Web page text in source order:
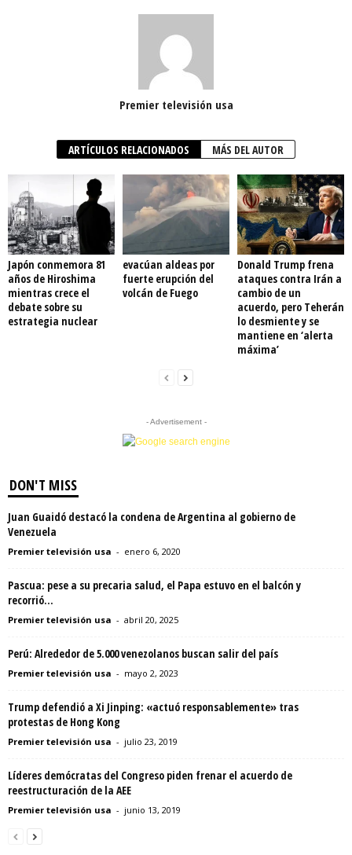
Premier televisión usa
ARTÍCULOS RELACIONADOS MÁS DEL AUTOR
Japón conmemora 81
años de Hiroshima
mientras crece el
debate sobre su
estrategia nuclear
evacúan aldeas por
fuerte erupción del
volcán de Fuego
Donald Trump frena
ataques contra Irán a
cambio de un
acuerdo, pero Teherán
lo desmiente y se
mantiene en ‘alerta
máxima’
- Advertisement -
DON'T MISS
Juan Guaidó destacó la condena de Argentina al gobierno de
Venezuela
Premier televisión usa - enero 6, 2020
Pascua: pese a su precaria salud, el Papa estuvo en el balcón y
recorrió...
Premier televisión usa - abril 20, 2025
Perú: Alrededor de 5.000 venezolanos buscan salir del país
Premier televisión usa - mayo 2, 2023
Trump defendió a Xi Jinping: «actuó responsablemente» tras
protestas de Hong Kong
Premier televisión usa - julio 23, 2019
Líderes demócratas del Congreso piden frenar el acuerdo de
reestructuración de la AEE
Premier televisión usa - junio 13, 2019